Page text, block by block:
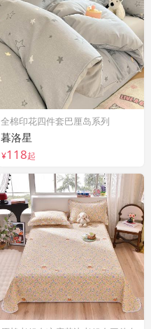
全棉印花四件套巴厘岛系列
暮洛星
¥118起